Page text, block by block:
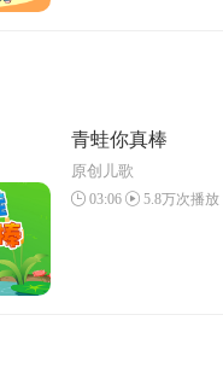
青蛙你真棒
原创儿歌
03:06 5.8万次播放